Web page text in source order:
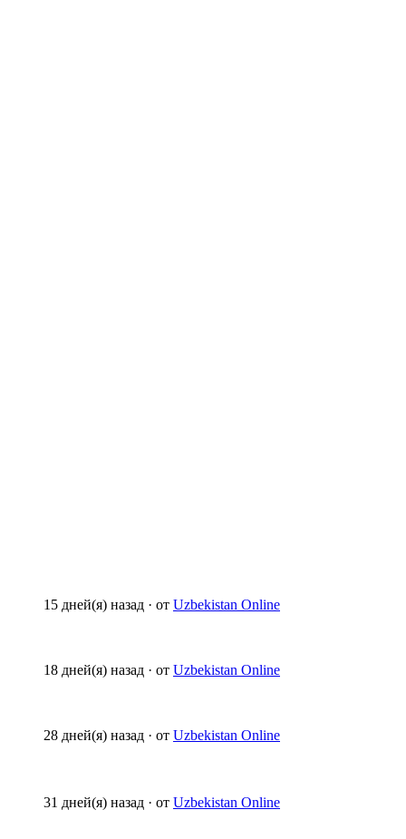
15 дней(я) назад · от Uzbekistan Online
18 дней(я) назад · от Uzbekistan Online
28 дней(я) назад · от Uzbekistan Online
31 дней(я) назад · от Uzbekistan Online